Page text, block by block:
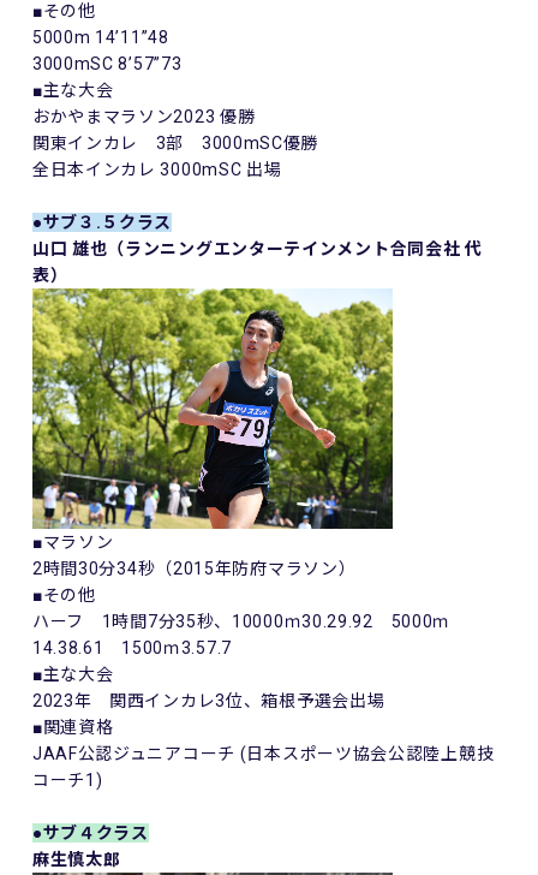
■その他
5000m 14’11”48
3000mSC 8’57”73
■主な大会
おかやまマラソン2023 優勝
関東インカレ 3部 3000mSC優勝
全日本インカレ 3000mSC 出場
●サブ３.５クラス
山口 雄也（ランニングエンターテインメント合同会社 代
表）
■マラソン
2 時間30分34秒（2015年防府マラソン）
■その他
ハーフ 1 時間 7分35秒、 10000ｍ30.29.92 5000ｍ
14.38.61
1500ｍ3.57.7
■主な大会
2023年 関西インカレ3位、箱根予選会出場
■関連資格
JAAF公認ジュニアコーチ ( 日本スポーツ協会公認陸上競技
コーチ1)
●サブ４クラス
麻生慎太郎